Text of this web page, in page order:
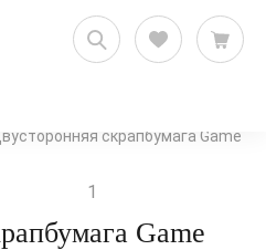
скрапбукинга
скрапбумага Game
1
Game